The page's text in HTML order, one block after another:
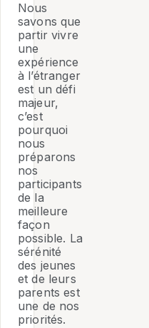
Nous
savons que
partir vivre
une
expérience
à l’étranger
est un défi
majeur,
c’est
pourquoi
nous
préparons
nos
participants
de la
meilleure
façon
possible. La
sérénité
des jeunes
et de leurs
parents est
une de nos
priorités.